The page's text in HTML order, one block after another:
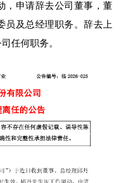
，申请辞去公司董事，董
员及总经理职务 。辞去上
任何职务。